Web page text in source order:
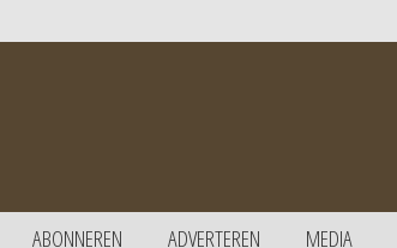
ABONNEREN ADVERTEREN MEDIA